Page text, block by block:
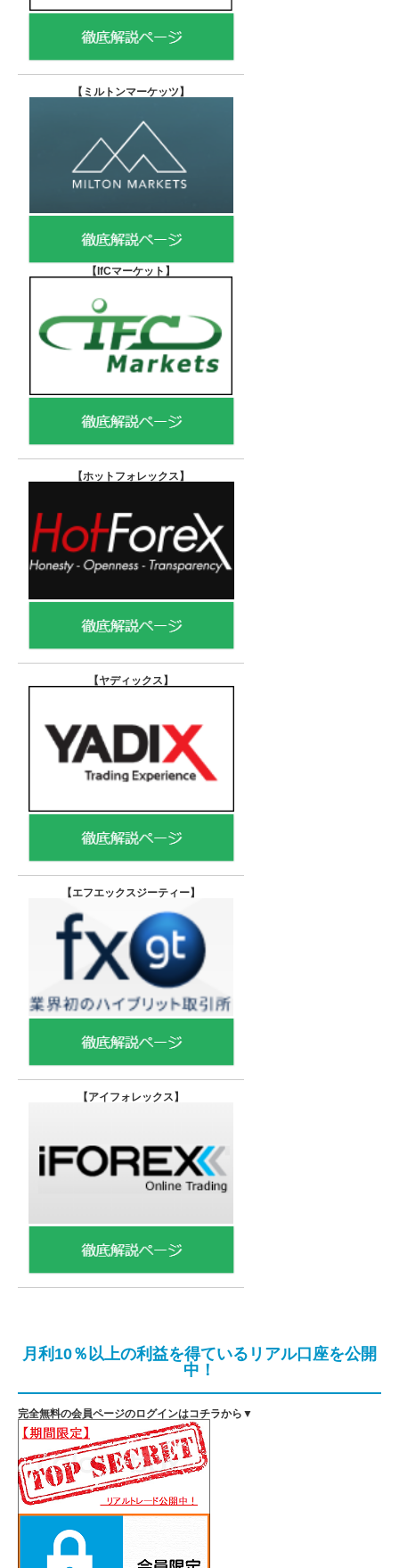
【 ミルトンマーケッツ】
【IfCマーケット 】
【ホットフォレックス 】
【ヤディックス 】
【エフエックスジーティー】
【アイフォレックス】
月利10％以上の利益を得ているリアル口座を公開
中！
完全無料の会員ページのログインはコチラから▼